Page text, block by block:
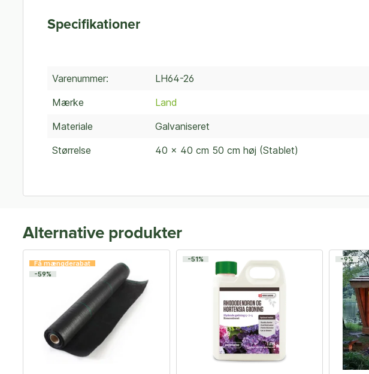
Specifikationer
Varenummer:
LH64-26
Mærke
Land
Materiale
Galvaniseret
Størrelse
40 x 40 cm 50 cm høj (Stablet)
Alternative produkter
Få mængderabat
-59%
-51% -9%